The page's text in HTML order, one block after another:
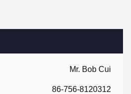
Mr. Bob Cui
86-756-8120312